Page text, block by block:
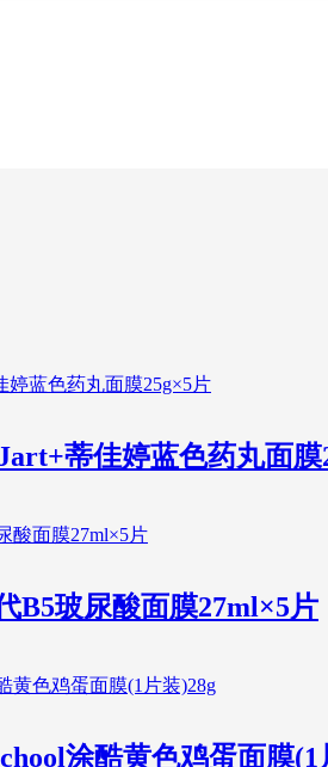
蒂佳婷蓝色药丸面膜
B5玻尿酸面膜27ml×5片
涂酷黄色鸡蛋面膜(1